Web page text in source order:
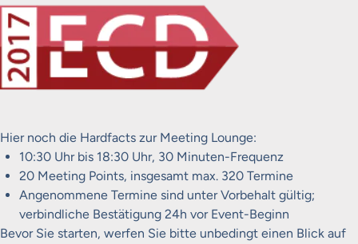
Hier noch die Hardfacts zur Meeting Lounge:
10:30 Uhr bis 18:30 Uhr, 30 Minuten-Frequenz
20 Meeting Points, insgesamt max. 320 Termine
Angenommene Termine sind unter Vorbehalt gültig;
verbindliche Bestätigung 24h vor Event-Beginn
Bevor Sie starten, werfen Sie bitte unbedingt einen Blick auf